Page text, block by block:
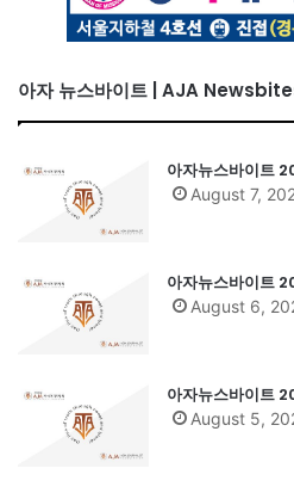
아자 뉴스바이트 | AJA
아자뉴스바이트
August 7,
아자뉴스바이트
August 6,
아자뉴스바이트
August 5,